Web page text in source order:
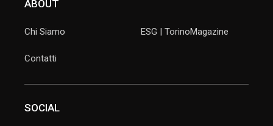
ABOUT
Chi Siamo
Contatti
ESG | TorinoMagazine
SOCIAL